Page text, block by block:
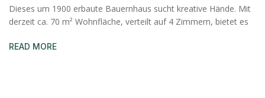
Dieses um 1900 erbaute Bauernhaus sucht kreative Hände. Mit
derzeit ca. 70 m² Wohnfläche, verteilt auf 4 Zimmern, bietet es
READ MORE